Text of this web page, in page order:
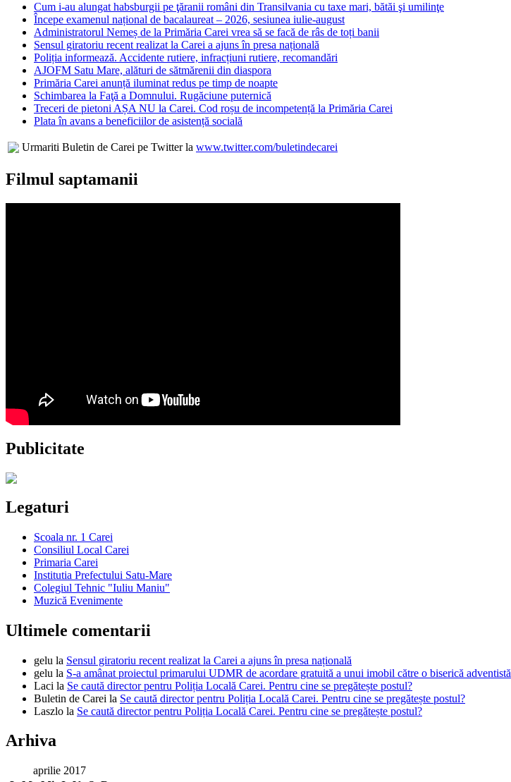
Cum i-au alungat habsburgii pe ţăranii români din Transilvania cu taxe mari, bătăi şi umilinţe
Începe examenul național de bacalaureat – 2026, sesiunea iulie-august
Administratorul Nemeș de la Primăria Carei vrea să se facă de râs de toți banii
Sensul giratoriu recent realizat la Carei a ajuns în presa națională
Poliția informează. Accidente rutiere, infracțiuni rutiere, recomandări
AJOFM Satu Mare, alături de sătmărenii din diaspora
Primăria Carei anunță iluminat redus pe timp de noapte
Schimbarea la Faţă a Domnului. Rugăciune puternică
Treceri de pietoni AȘA NU la Carei. Cod roșu de incompetență la Primăria Carei
Plata în avans a beneficiilor de asistență socială
Urmariti Buletin de Carei pe Twitter la www.twitter.com/buletindecarei
Filmul saptamanii
Publicitate
Legaturi
Scoala nr. 1 Carei
Consiliul Local Carei
Primaria Carei
Institutia Prefectului Satu-Mare
Colegiul Tehnic "Iuliu Maniu"
Muzică Evenimente
Ultimele comentarii
gelu la Sensul giratoriu recent realizat la Carei a ajuns în presa națională
gelu la S-a amânat proiectul primarului UDMR de acordare gratuită a unui imobil către o biserică adventistă
Laci la Se caută director pentru Poliția Locală Carei. Pentru cine se pregătește postul?
Buletin de Carei la Se caută director pentru Poliția Locală Carei. Pentru cine se pregătește postul?
Laszlo la Se caută director pentru Poliția Locală Carei. Pentru cine se pregătește postul?
Arhiva
aprilie 2017